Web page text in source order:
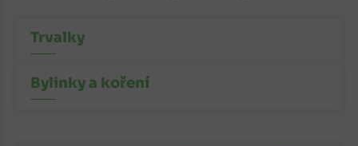
Trvalky
Bylinky a koření